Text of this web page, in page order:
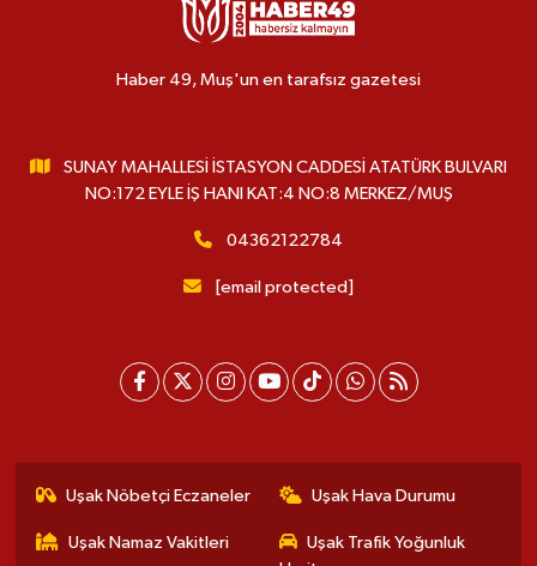
Haber 49, Muş'un en tarafsız gazetesi
SUNAY MAHALLESİ İSTASYON CADDESİ ATATÜRK BULVARI
NO:172 EYLE İŞ HANI KAT:4 NO:8 MERKEZ/MUŞ
04362122784
[email protected]
Uşak Nöbetçi Eczaneler Uşak Hava Durumu
Uşak Namaz Vakitleri
Uşak Trafik Yoğunluk